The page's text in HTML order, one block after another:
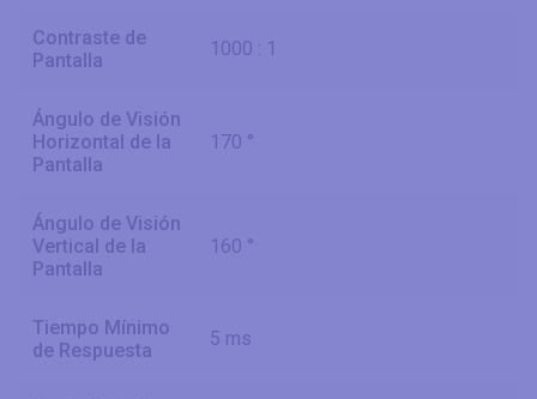
Contraste de
Pantalla
1000 : 1
Ángulo de Visión
Horizontal de la
Pantalla
170 °
Ángulo de Visión
Vertical de la
Pantalla
160 °
Tiempo Mínimo
de Respuesta
5 ms